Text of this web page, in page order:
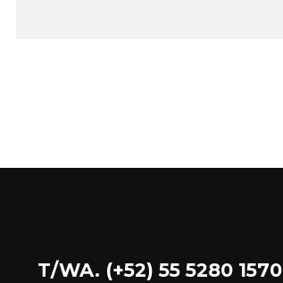
T/WA. (+52) 55 5280 1570